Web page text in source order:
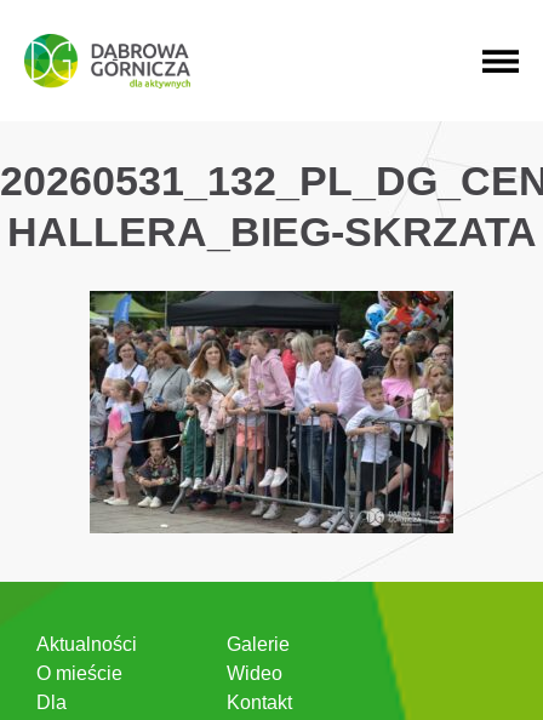
PRZEJDŹ DO MENU GŁÓWNEGO
PRZEJDŹ DO WYSZUKIWARKI
PRZEJDŹ DO TREŚCI
HALLERA_BIEG-SKRZATA
Aktualności
O mieście
Dla
Galerie
Wideo
Kontakt